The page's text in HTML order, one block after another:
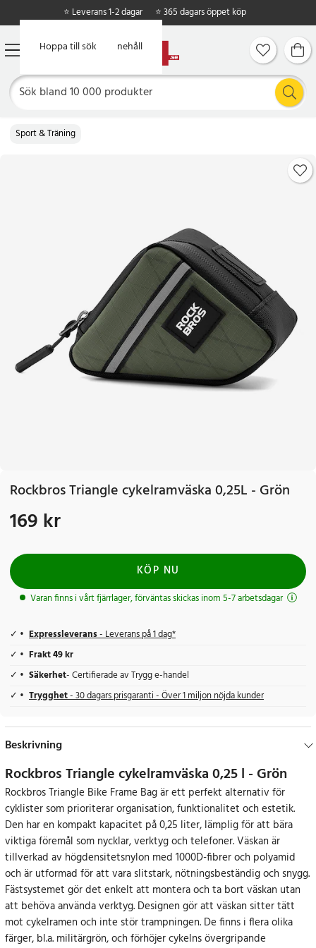
Hoppa till huvudinnehåll
Hoppa till sök
⭐ Leverans 1-2 dagar ⭐ 365 dagars öppet köp
Sport & Träning
Rockbros Triangle cykelramväska 0,25L - Grön
Pris:169 kr
169 kr
KÖP NU
Varan finns i vårt fjärrlager, förväntas skickas inom 5-7 arbetsdagar
Expressleverans- Leverans på 1 dag*
Frakt 49 kr
Säkerhet- Certifierade av Trygg e-handel
Trygghet- 30 dagars prisgaranti - Över 1 miljon nöjda kunder
Beskrivning
Rockbros Triangle cykelramväska 0,25 l - Grön
Rockbros Triangle Bike Frame Bag är ett perfekt alternativ för
cyklister som prioriterar organisation, funktionalitet och estetik.
Den har en kompakt kapacitet på 0,25 liter, lämplig för att bära
viktiga föremål som nycklar, verktyg och telefoner. Väskan är
tillverkad av högdensitetsnylon med 1000D-fibrer och polyamid
och är utformad för att vara slitstark, nötningsbeständig och snygg.
Fästsystemet gör det enkelt att montera och ta bort väskan utan
att behöva använda verktyg. Designen gör att väskan sitter tätt
mot cykelramen och inte stör trampningen. De finns i flera olika
färger, bl.a. militärgrön, och förhöjer cykelns övergripande